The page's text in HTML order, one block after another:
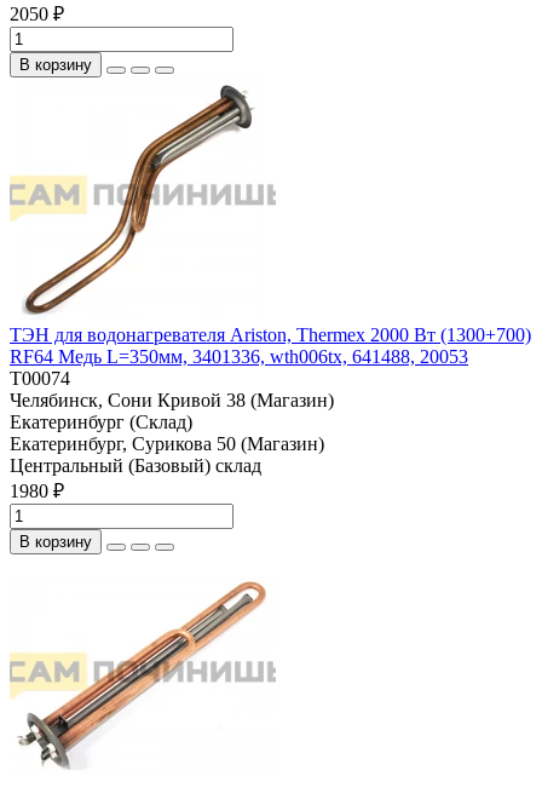
2050 ₽
В корзину
ТЭН для водонагревателя Ariston, Thermex 2000 Вт (1300+700)
RF64 Медь L=350мм, 3401336, wth006tx, 641488, 20053
T00074
Челябинск, Сони Кривой 38 (Магазин)
Екатеринбург (Склад)
Екатеринбург, Сурикова 50 (Магазин)
Центральный (Базовый) склад
1980 ₽
В корзину